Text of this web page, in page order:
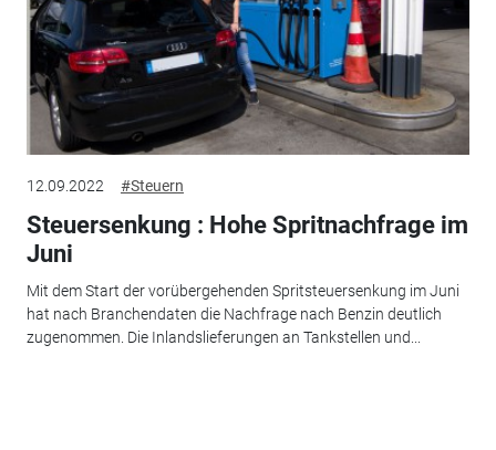
12.09.2022 #Steuern
Steuersenkung : Hohe Spritnachfrage im
Juni
Mit dem Start der vorübergehenden Spritsteuersenkung im Juni
hat nach Branchendaten die Nachfrage nach Benzin deutlich
zugenommen. Die Inlandslieferungen an Tankstellen und...